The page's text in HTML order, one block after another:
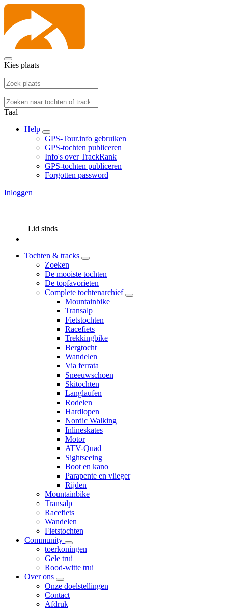
Kies plaats
Taal
Help
GPS-Tour.info gebruiken
GPS-tochten publiceren
Info's over TrackRank
GPS-tochten publiceren
Forgotten password
Inloggen
Lid sinds
Tochten & tracks
Zoeken
De mooiste tochten
De topfavorieten
Complete tochtenarchief
Mountainbike
Transalp
Fietstochten
Racefiets
Trekkingbike
Bergtocht
Wandelen
Via ferrata
Sneeuwschoen
Skitochten
Langlaufen
Rodelen
Hardlopen
Nordic Walking
Inlineskates
Motor
ATV-Quad
Sightseeing
Boot en kano
Parapente en vlieger
Rijden
Mountainbike
Transalp
Racefiets
Wandelen
Fietstochten
Community
toerkoningen
Gele trui
Rood-witte trui
Over ons
Onze doelstellingen
Contact
Afdruk